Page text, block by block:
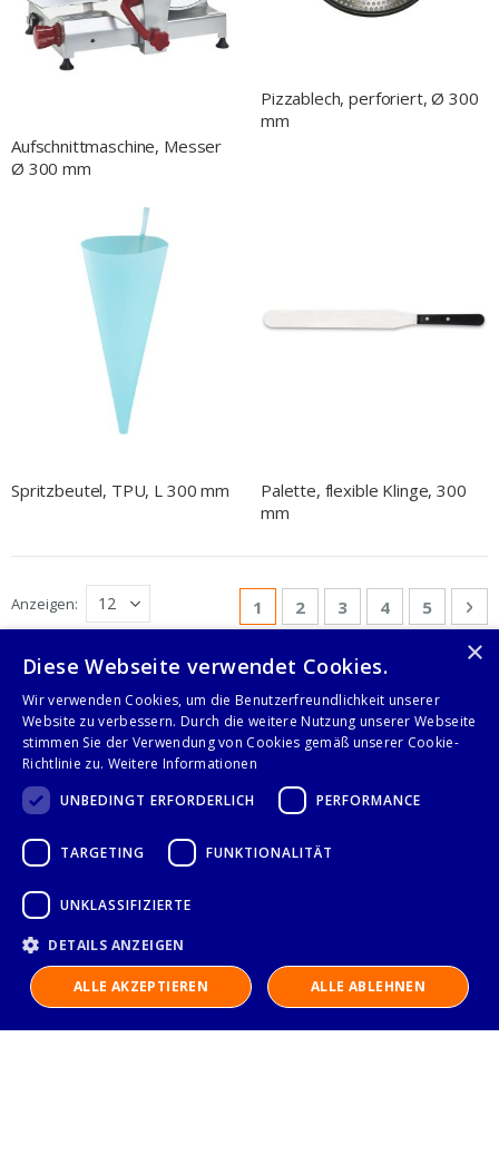
Aufschnittmaschine, Messer
Ø 300 mm
Pizzablech, perforiert, Ø 300
mm
Spritzbeutel, TPU, L 300 mm
Palette, flexible Klinge, 300
mm
Sie lesen gerade Seite
1 Seite
2 Seite
3 Seite
4 Seite
5
Anzeigen
Folge uns auf
IMPRESSUM
×
Diese Webseite verwendet Cookies.
Wir verwenden Cookies, um die Benutzerfreundlichkeit unserer
Website zu verbessern. Durch die weitere Nutzung unserer Webseite
stimmen Sie der Verwendung von Cookies gemäß unserer Cookie-
Richtlinie zu. Weitere Informationen
UNBEDINGT ERFORDERLICH
PERFORMANCE
TARGETING FUNKTIONALITÄT
UNKLASSIFIZIERTE
DETAILS ANZEIGEN
ALLE AKZEPTIEREN ALLE ABLEHNEN